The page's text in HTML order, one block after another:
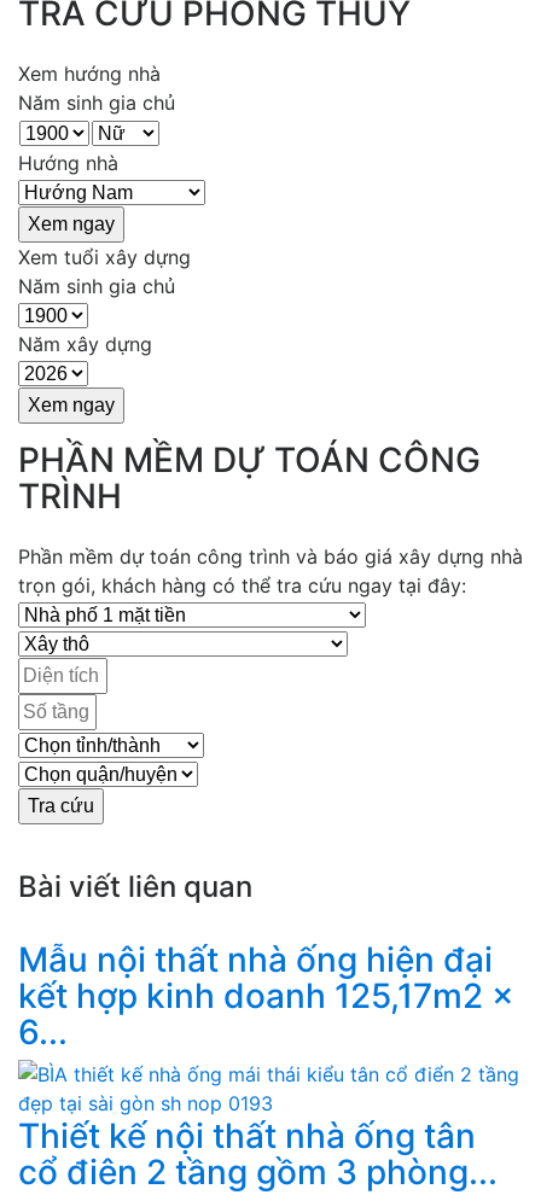
TRA CỨU PHONG THỦY
Xem hướng nhà
Năm sinh gia chủ
Hướng nhà
Xem tuổi xây dựng
Năm sinh gia chủ
Năm xây dựng
PHẦN MỀM DỰ TOÁN CÔNG
TRÌNH
Phần mềm dự toán công trình và báo giá xây dựng nhà
trọn gói, khách hàng có thể tra cứu ngay tại đây:
Bài viết liên quan
Mẫu nội thất nhà ống hiện đại
kết hợp kinh doanh 125,17m2 x
6...
Thiết kế nội thất nhà ống tân
cổ điên 2 tầng gồm 3 phòng...